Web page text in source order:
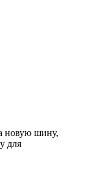
новую шину,
для